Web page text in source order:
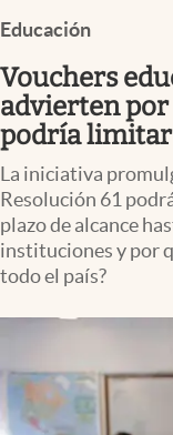
Mercados Online
Negocios
Columnistas
Apertura
Infotechnology
Clase
Mundial 2026
Eventos Corporativos
Educación
Vouchers
advierten
podría limitar
La iniciativa
Resolución 61
plazo de alcance
instituciones y por
todo el país?